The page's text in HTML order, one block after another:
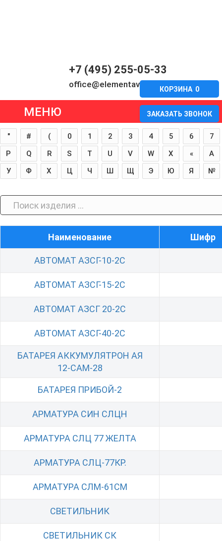
+7 (495) 255-05-33
office@elementavia.ru
ЗАКАЗАТЬ ЗВОНОК
КОРЗИНА 0
МЕНЮ
" # ( 0 1 2 3 4 5 6
7
P
Q R S T U V W X «
А
У
Ф Х Ц Ч Ш Щ Э Ю Я №
Наименование Шифр
АВТОМАТ АЗСГ-10-2С
АВТОМАТ АЗСГ-15-2С
АВТОМАТ АЗСГ 20-2С
АВТОМАТ АЗСГ-40-2С
БАТАРЕЯ АККУМУЛЯТРОН АЯ
12-САМ-28
БАТАРЕЯ ПРИБОЙ-2
АРМАТУРА СИН СЛЦН
АРМАТУРА СЛЦ 77 ЖЕЛТА
АРМАТУРА СЛЦ-77КР.
АРМАТУРА СЛМ-61СМ
СВЕТИЛЬНИК
СВЕТИЛЬНИК СК